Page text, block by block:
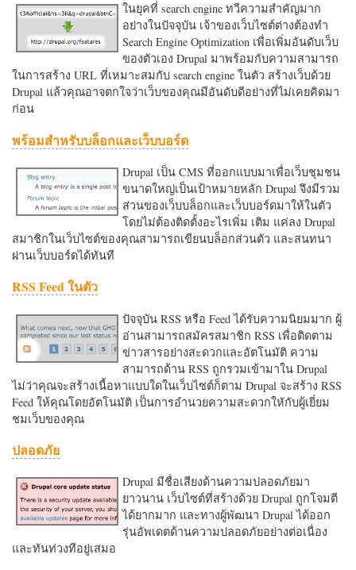
ในยุคที่ search engine ทวีความสำคัญมาก
อย่างในปัจจุบัน เจ้าของเว็บไซต์ต่างต้องทำ
Search Engine Optimization เพื่อเพิ่มอันดับเว็บ
ของตัวเอง Drupal มาพร้อมกับความสามารถ
ในการสร้าง URL ที่เหมาะสมกับ search engine ในตัว สร้างเว็บด้วย
Drupal แล้วคุณอาจตกใจว่าเว็บของคุณมีอันดับดีอย่างที่ไม่เคยคิดมา
ก่อน
พร้อมสำหรับบล็อกและเว็บบอร์ด
Drupal เป็น CMS ที่ออกแบบมาเพื่อเว็บชุมชน
ขนาดใหญ่เป็นเป้าหมายหลัก Drupal จึงมีรวม
ส่วนของเว็บบล็อกและเว็บบอร์ดมาให้ในตัว
โดยไม่ต้องติดตั้งอะไรเพิ่ม เติม แค่ลง Drupal
สมาชิกในเว็บไซต์ของคุณสามารถเขียนบล็อกส่วนตัว และสนทนา
ผ่านเว็บบอร์ดได้ทันที
RSS Feed ในตัว
ปัจจุบัน RSS หรือ Feed ได้รับความนิยมมาก ผู้
อ่านสามารถสมัครสมาชิก RSS เพื่อติดตาม
ข่าวสารอย่างสะดวกและอัตโนมัติ ความ
สามารถด้าน RSS ถูกรวมเข้ามาใน Drupal
ไม่ว่าคุณจะสร้างเนื้อหาแบบใดในเว็บไซต์ก็ตาม Drupal จะสร้าง RSS
Feed ให้คุณโดยอัตโนมัติ เป็นการอำนวยความสะดวกใหักับผู้เยี่ยม
ชมเว็บของคุณ
ปลอดภัย
Drupal มีชื่อเสียงด้านความปลอดภัยมา
ยาวนาน เว็บไซต์ที่สร้างด้วย Drupal ถูกโจมตี
ได้ยากมาก และทางผู้พัฒนา Drupal ได้ออก
รุ่นอัพเดตด้านความปลอดภัยอย่างต่อเนื่อง
และทันท่วงทีอยู่เสมอ